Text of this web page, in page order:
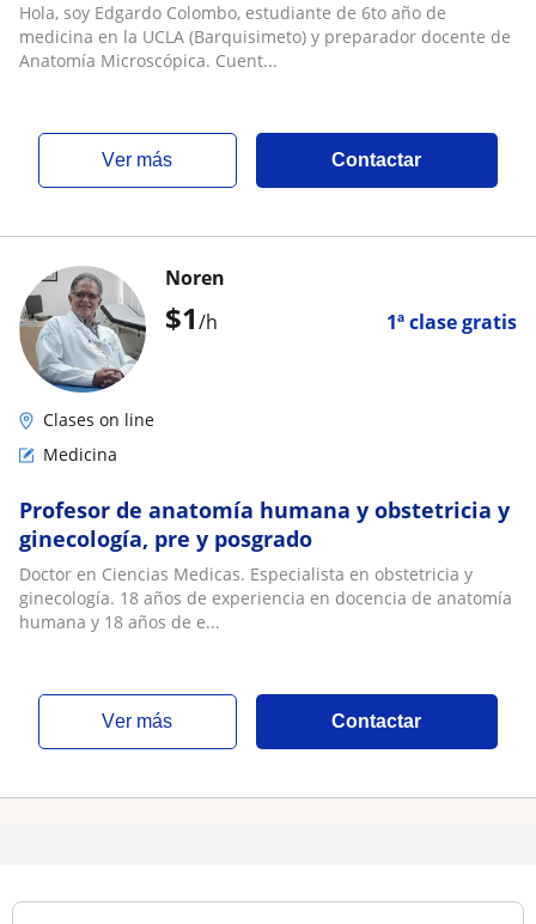
Hola, soy Edgardo Colombo, estudiante de 6to año de
medicina en la UCLA (Barquisimeto) y preparador docente de
Anatomía Microscópica. Cuent...
ver más Contactar
$1/h 1ª clase gratis
Noren
Clases on line
Medicina
Profesor de anatomía humana y obstetricia y
ginecología, pre y posgrado
Doctor en Ciencias Medicas. Especialista en obstetricia y
ginecología. 18 años de experiencia en docencia de anatomía
humana y 18 años de e...
ver más Contactar